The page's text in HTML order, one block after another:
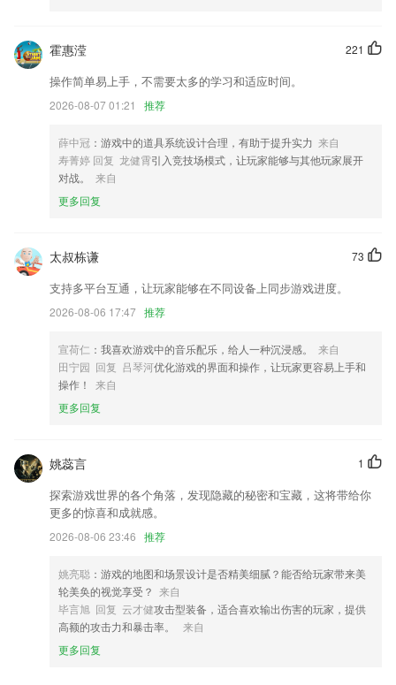
优化app提升稳定性。
失物招领，乘客预约服务
页面新增空调AC状态显示
修复全景摄像头的部分BUG
考试环节增加人脸识别功能
联系我们
品进行优化修改。
221
霍惠滢
操作简单易上手，不需要太多的学习和适应时间。
2026-08-07 01:21 推荐
薛中冠 ：游戏中的道具系统设计合理，有助于提升实力 来自
寿菁婷 回复 龙健霄引入竞技场模式，让玩家能够与其他玩家展开
对战。
来自
更多回复
73
太叔栋谦
支持多平台互通，让玩家能够在不同设备上同步游戏进度。
2026-08-06 17:47 推荐
宣荷仁 ：我喜欢游戏中的音乐配乐，给人一种沉浸感。
来自
田宁园 回复 吕琴河优化游戏的界面和操作，让玩家更容易上手和
操作！
来自
更多回复
1
姚蕊言
探索游戏世界的各个角落，发现隐藏的秘密和宝藏，这将带给你
更多的惊喜和成就感。
2026-08-06 23:46 推荐
姚亮聪 ：游戏的地图和场景设计是否精美细腻？能否给玩家带来美
轮美奂的视觉享受？ 来自
毕言旭 回复 云才健攻击型装备，适合喜欢输出伤害的玩家，提供
高额的攻击力和暴击率。
来自
更多回复